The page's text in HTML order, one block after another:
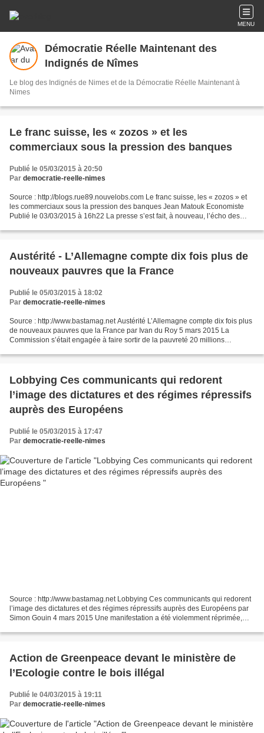
MENU
Démocratie Réelle Maintenant des
Indignés de Nîmes
Le blog des Indignés de Nimes et de la Démocratie Réelle Maintenant à
Nimes
Le franc suisse, les « zozos » et les
commerciaux sous la pression des banques
Publié le 05/03/2015 à 20:50
Par democratie-reelle-nimes
Source : http://blogs.rue89.nouvelobs.com Le franc suisse, les « zozos » et
les commerciaux sous la pression des banques Jean Matouk Economiste
Publié le 03/03/2015 à 16h22 La presse s’est fait, à nouveau, l’écho des
Austérité - L’Allemagne compte dix fois plus de
nouveaux pauvres que la France
Publié le 05/03/2015 à 18:02
Par democratie-reelle-nimes
Source : http://www.bastamag.net Austérité L’Allemagne compte dix fois plus
de nouveaux pauvres que la France par Ivan du Roy 5 mars 2015 La
Commission s’était engagée à faire sortir de la pauvreté 20 millions
Lobbying Ces communicants qui redorent
l’image des dictatures et des régimes répressifs
auprès des Européens
Publié le 05/03/2015 à 17:47
Par democratie-reelle-nimes
Source : http://www.bastamag.net Lobbying Ces communicants qui redorent
l’image des dictatures et des régimes répressifs auprès des Européens par
Simon Gouin 4 mars 2015 Une manifestation a été violemment réprimée,
Action de Greenpeace devant le ministère de
l’Ecologie contre le bois illégal
Publié le 04/03/2015 à 19:11
Par democratie-reelle-nimes